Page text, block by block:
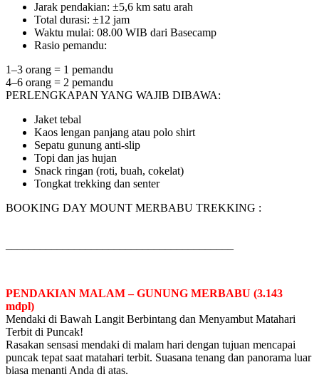
Jarak pendakian: ±5,6 km satu arah
Total durasi: ±12 jam
Waktu mulai: 08.00 WIB dari Basecamp
Rasio pemandu:
1–3 orang = 1 pemandu
4–6 orang = 2 pemandu
PERLENGKAPAN YANG WAJIB DIBAWA:
Jaket tebal
Kaos lengan panjang atau polo shirt
Sepatu gunung anti-slip
Topi dan jas hujan
Snack ringan (roti, buah, cokelat)
Tongkat trekking dan senter
BOOKING DAY MOUNT MERBABU TREKKING :
PENDAKIAN MALAM – GUNUNG MERBABU (3.143
mdpl)
Mendaki di Bawah Langit Berbintang dan Menyambut Matahari
Terbit di Puncak!
Rasakan sensasi mendaki di malam hari dengan tujuan mencapai
puncak tepat saat matahari terbit. Suasana tenang dan panorama luar
biasa menanti Anda di atas.